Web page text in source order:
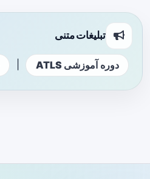
تبلیغات متنی
دوره آموزشی ATLS